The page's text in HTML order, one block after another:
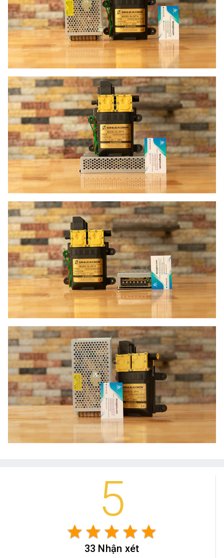
5
star star star star star
33 Nhận xét